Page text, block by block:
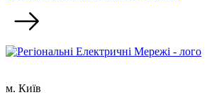
м. Київ